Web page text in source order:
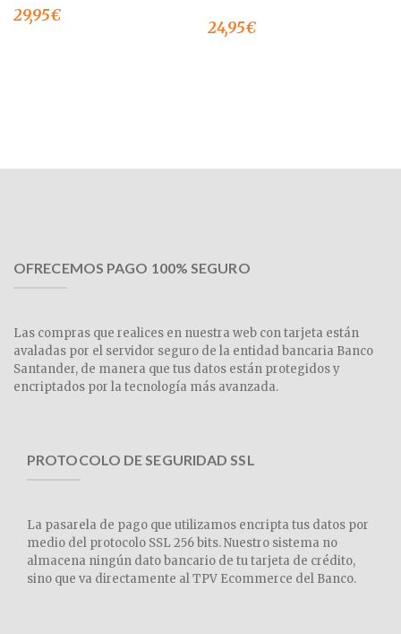
29,95€
24,95€
OFRECEMOS PAGO 100% SEGURO
Las compras que realices en nuestra web con tarjeta están
avaladas por el servidor seguro de la entidad bancaria Banco
Santander, de manera que tus datos están protegidos y
encriptados por la tecnología más avanzada.
PROTOCOLO DE SEGURIDAD SSL
La pasarela de pago que utilizamos encripta tus datos por
medio del protocolo SSL 256 bits. Nuestro sistema no
almacena ningún dato bancario de tu tarjeta de crédito,
sino que va directamente al TPV Ecommerce del Banco.